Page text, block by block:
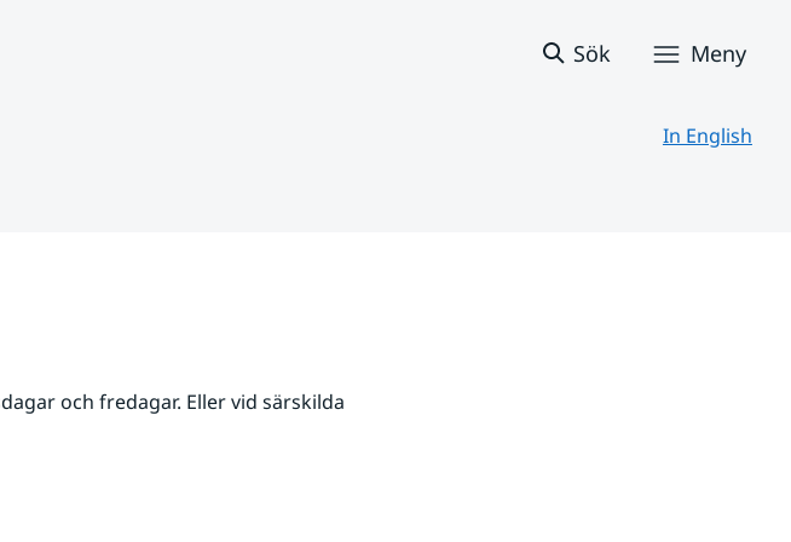
Sök Meny
In English
och fredagar. Eller vid särskilda